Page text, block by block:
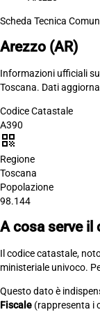
Scheda Tecnica
Arezzo (AR)
Informazioni ufficiali
Toscana. Dati
Codice Catastale
A390
qr_code
Regione
Toscana
Popolazione
98.144
A cosa serve il
Il codice catastale,
ministeriale univoco.
Questo dato è
Fiscale (rappresenta i